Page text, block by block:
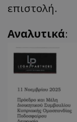
επιστολή.
Αναλυτικά: